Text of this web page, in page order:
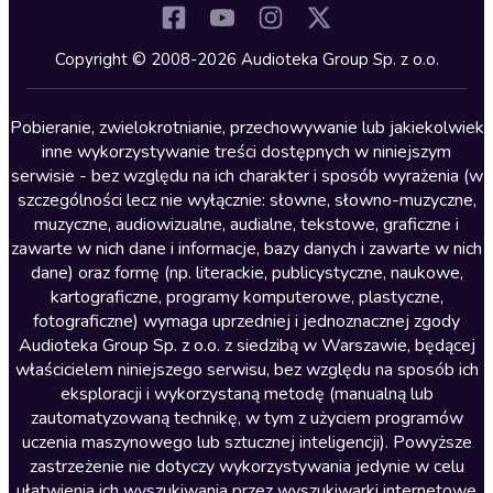
Kryminały
Lektury szkolne
Literatura anglojęzyczna
Literatura faktu
Literatura obyczajowa
Literatura piękna obca
Literatura piękna polska
Nagrania relaksacyjne
Nauka języków
Nauki humanistyczne
Podcasty i audycje
Polityka
Copyright © 2008-2026 Audioteka Group Sp. z o.o.
Pobieranie, zwielokrotnianie, przechowywanie lub jakiekolwiek
inne wykorzystywanie treści dostępnych w niniejszym
serwisie - bez względu na ich charakter i sposób wyrażenia (w
szczególności lecz nie wyłącznie: słowne, słowno-muzyczne,
muzyczne, audiowizualne, audialne, tekstowe, graficzne i
zawarte w nich dane i informacje, bazy danych i zawarte w nich
dane) oraz formę (np. literackie, publicystyczne, naukowe,
kartograficzne, programy komputerowe, plastyczne,
fotograficzne) wymaga uprzedniej i jednoznacznej zgody
Audioteka Group Sp. z o.o. z siedzibą w Warszawie, będącej
właścicielem niniejszego serwisu, bez względu na sposób ich
eksploracji i wykorzystaną metodę (manualną lub
zautomatyzowaną technikę, w tym z użyciem programów
uczenia maszynowego lub sztucznej inteligencji). Powyższe
zastrzeżenie nie dotyczy wykorzystywania jedynie w celu